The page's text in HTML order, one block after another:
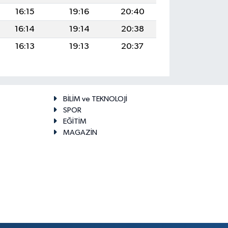
16:15 19:16
20:40
16:14
19:14
20:38
16:13
19:13 20:37
BİLİM ve TEKNOLOJİ
SPOR
EĞİTİM
MAGAZİN